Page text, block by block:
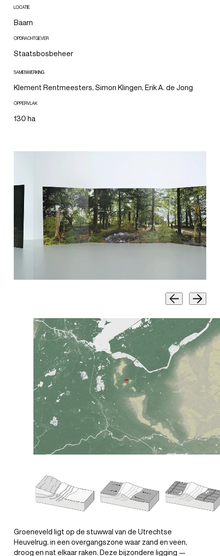
LOCATIE
Baarn
OPDRACHTGEVER
Staatsbosbeheer
SAMENWERKING
Klement Rentmeesters, Simon Klingen, Erik A. de Jong
OPPERVLAK
130 ha
Groeneveld ligt op de stuwwal van de Utrechtse
Heuvelrug, in een overgangszone waar zand en veen,
droog en nat elkaar raken. Deze bijzondere ligging —